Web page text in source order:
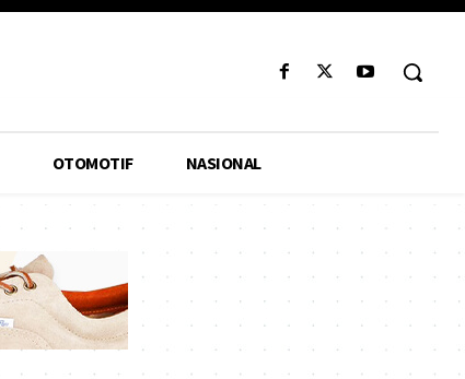
OTOMOTIF NASIONAL